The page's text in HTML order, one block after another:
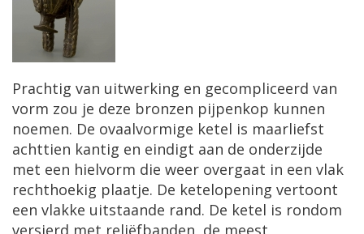
Prachtig van uitwerking en gecompliceerd van
vorm zou je deze bronzen pijpenkop kunnen
noemen. De ovaalvormige ketel is maarliefst
achttien kantig en eindigt aan de onderzijde
met een hielvorm die weer overgaat in een vlak
rechthoekig plaatje. De ketelopening vertoont
een vlakke uitstaande rand. De ketel is rondom
versierd met reliëfbanden, de meest